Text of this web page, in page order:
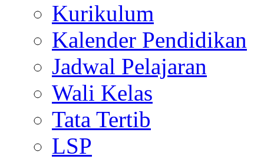
Kurikulum
Kalender Pendidikan
Jadwal Pelajaran
Wali Kelas
Tata Tertib
LSP